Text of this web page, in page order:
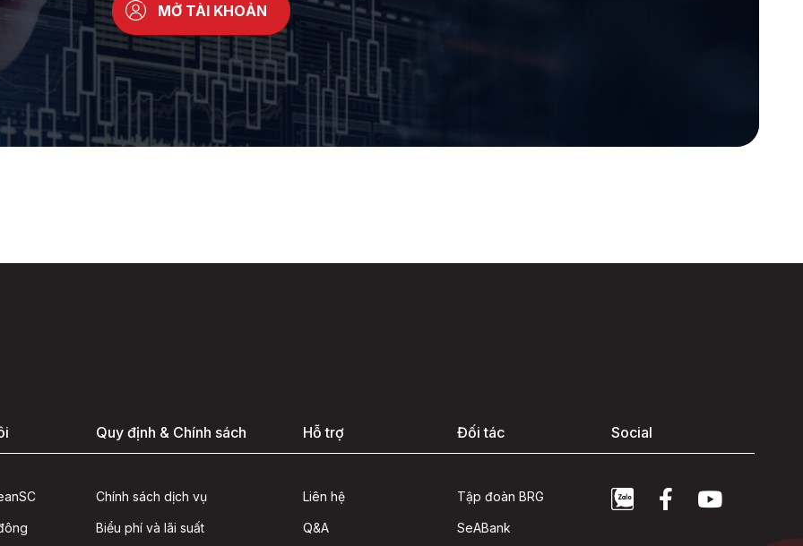
MỞ TÀI KHOẢN
Quy định & Chính sách
Chính sách dịch vụ
Biểu phí và lãi suất
Hỗ trợ
Liên hệ
Q&A
Đối tác
Tập đoàn BRG
SeABank
Social